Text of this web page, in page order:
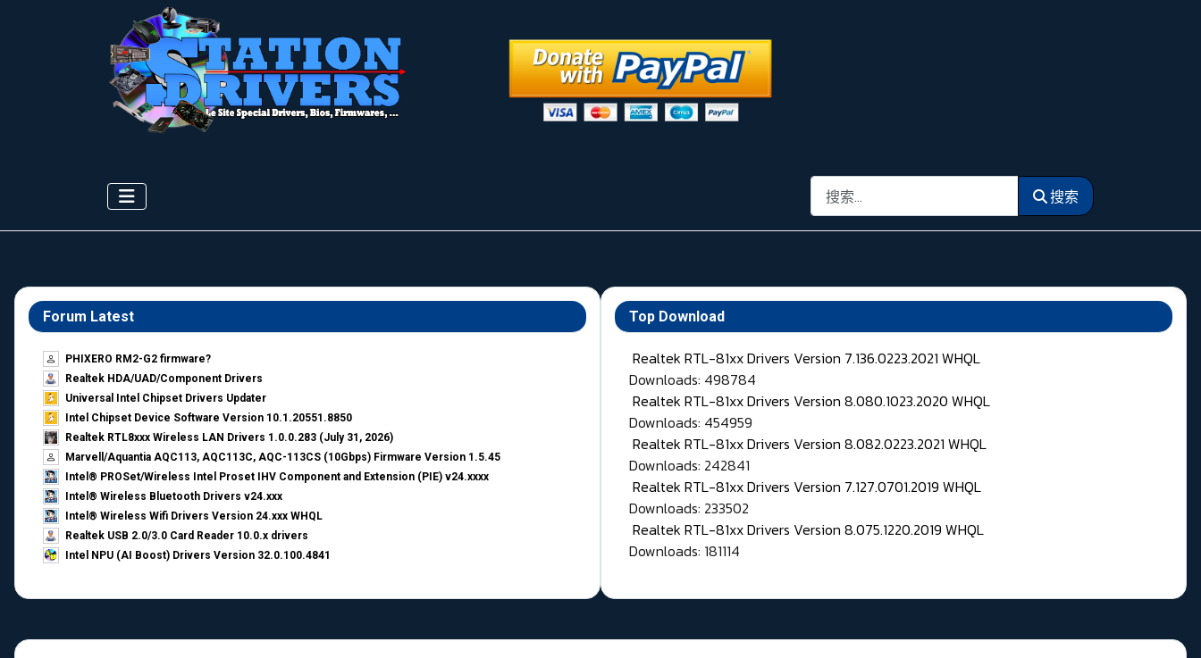
搜索 搜索
Forum Latest
PHIXERO RM2-G2 firmware?
Realtek HDA/UAD/Component Drivers
Universal Intel Chipset Drivers Updater​
Intel Chipset Device Software Version 10.1.20551.8850
Realtek RTL8xxx Wireless LAN Drivers 1.0.0.283 (July 31, 2026)
Marvell/Aquantia AQC113, AQC113C, AQC-113CS (10Gbps) Firmware Version 1.5.45
Intel® PROSet/Wireless Intel Proset IHV Component and Extension (PIE) v24.xxxx
Intel® Wireless Bluetooth Drivers v24.xxx
Intel® Wireless Wifi Drivers Version 24.xxx WHQL
Realtek USB 2.0/3.0 Card Reader 10.0.x drivers
Intel NPU (AI Boost) Drivers Version 32.0.100.4841
Top Download
Realtek RTL-81xx Drivers Version 7.136.0223.2021 WHQL
Downloads: 498784
Realtek RTL-81xx Drivers Version 8.080.1023.2020 WHQL
Downloads: 454959
Realtek RTL-81xx Drivers Version 8.082.0223.2021 WHQL
Downloads: 242841
Realtek RTL-81xx Drivers Version 7.127.0701.2019 WHQL
Downloads: 233502
Realtek RTL-81xx Drivers Version 8.075.1220.2019 WHQL
Downloads: 181114